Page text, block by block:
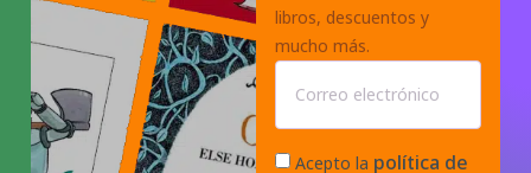
libros, descuentos y
mucho más.
Acepto la política de